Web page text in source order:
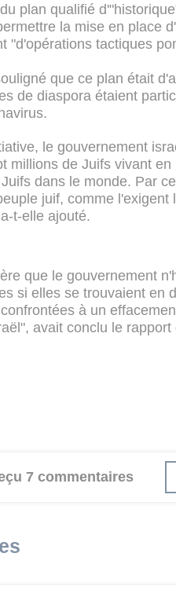
plan qualifié
la mise en place
"d'opérations tactiques
que ce plan était
de diaspora étaient
le gouvernement
millions de Juifs vivant
dans le monde. Par
juif, comme
t-elle ajouté.
que le gouvernement
si elles se trouvaient en
à un
avait conclu le
7 commentaires